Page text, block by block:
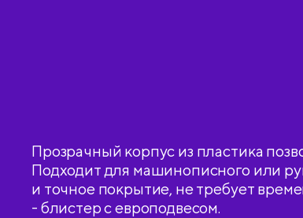
Прозрачный корпус из пластика
Подходит для машинописного или
и точное покрытие, не требует
- блистер с европодвесом.